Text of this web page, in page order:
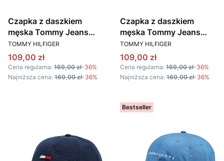
Czapka z daszkiem
męska Tommy Jeans
AM0AM12020 PR7
SZARY
PRODUCENT
TOMMY HILFIGER
Cena promocyjna
109,00 zł
Cena regularna: 169,00 zł-36%
Najniższa cena: 169,00 zł-36%
Czapka z daszkiem
męska Tommy Jeans
AM0AM12020 VLP
BORDOWY
PRODUCENT
TOMMY HILFIGER
Cena promocyjna
109,00 zł
Cena regularna: 169,00 zł-36%
Najniższa cena: 169,00 zł-36%
Bestseller